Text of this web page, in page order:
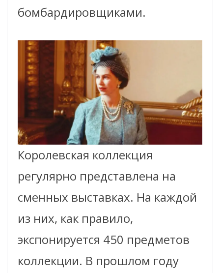
бомбардировщиками.
Королевская коллекция
регулярно представлена на
сменных выставках. На каждой
из них, как правило,
экспонируется 450 предметов
коллекции. В прошлом году